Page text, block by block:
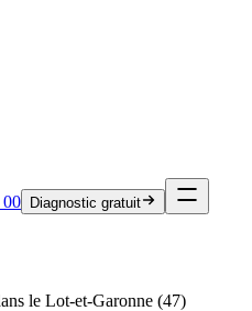
00 Diagnostic gratuit
le Lot-et-Garonne (47)